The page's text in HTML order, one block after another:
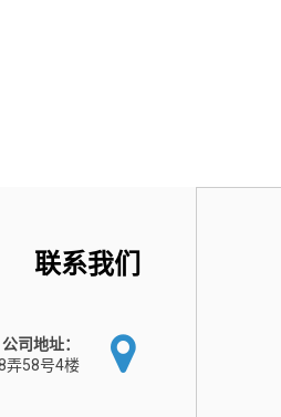
联系我们
公司地址：
弄58号4楼